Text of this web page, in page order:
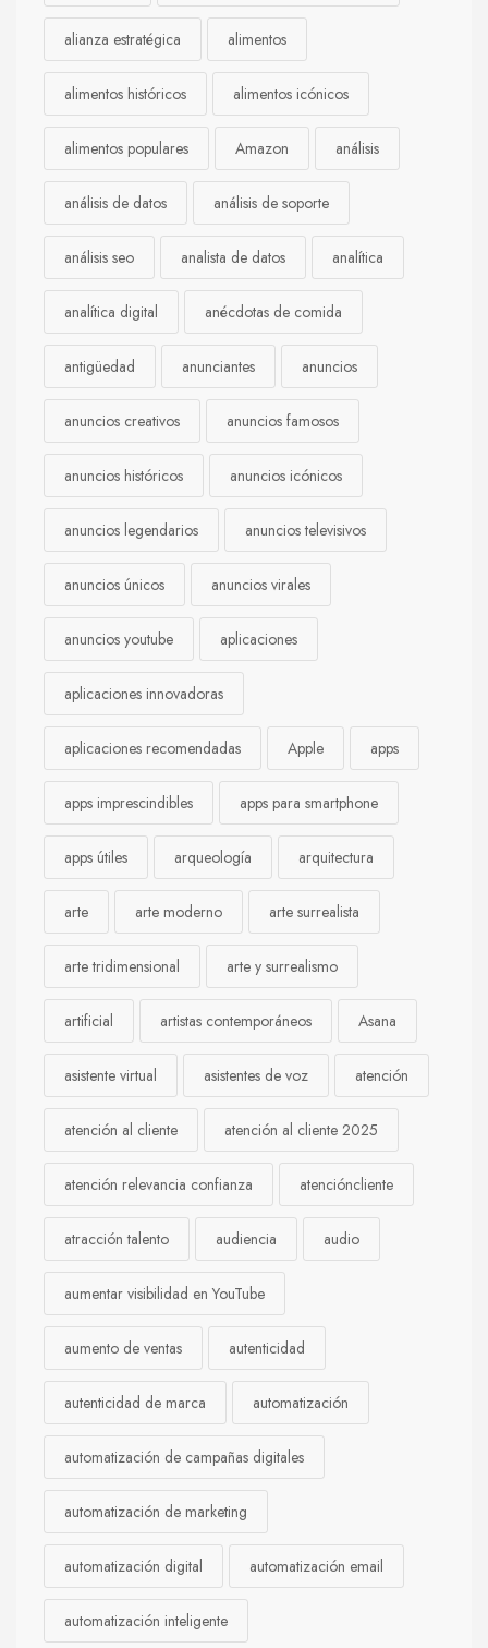
alianza estratégica alimentos
alimentos históricos alimentos icónicos
alimentos populares Amazon análisis
análisis de datos análisis de soporte
análisis seo analista de datos analítica
analítica digital anécdotas de comida
antigüedad anunciantes anuncios
anuncios creativos anuncios famosos
anuncios históricos anuncios icónicos
anuncios legendarios anuncios televisivos
anuncios únicos anuncios virales
anuncios youtube aplicaciones
aplicaciones innovadoras
aplicaciones recomendadas Apple apps
apps imprescindibles apps para smartphone
apps útiles arqueología arquitectura
arte arte moderno arte surrealista
arte tridimensional arte y surrealismo
artificial artistas contemporáneos Asana
asistente virtual asistentes de voz atención
atención al cliente atención al cliente 2025
atención relevancia confianza atencióncliente
atracción talento audiencia audio
aumentar visibilidad en YouTube
aumento de ventas autenticidad
autenticidad de marca automatización
automatización de campañas digitales
automatización de marketing
automatización digital automatización email
automatización inteligente